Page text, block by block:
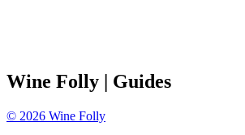
Wine Folly | Guides
© 2026 Wine Folly